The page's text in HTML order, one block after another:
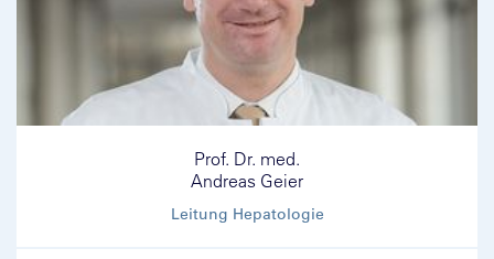
Prof. Dr. med.
Andreas Geier
Leitung Hepatologie